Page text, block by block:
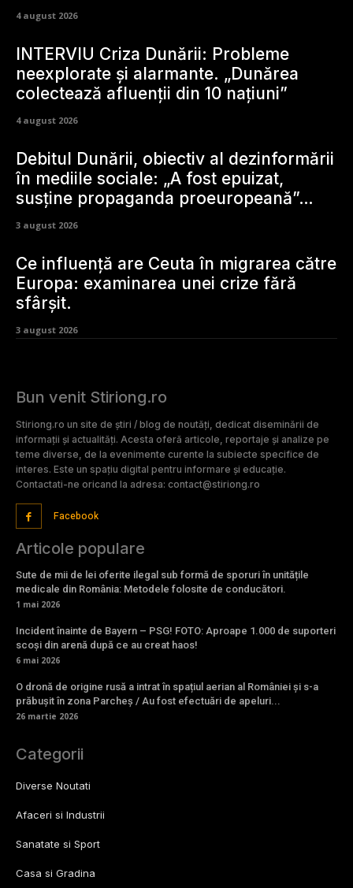
4 august 2026
INTERVIU Criza Dunării: Probleme
neexplorate și alarmante. „Dunărea
colectează afluenții din 10 națiuni”
4 august 2026
Debitul Dunării, obiectiv al dezinformării
în mediile sociale: „A fost epuizat,
susține propaganda proeuropeană”…
3 august 2026
Ce influență are Ceuta în migrarea către
Europa: examinarea unei crize fără
sfârșit.
3 august 2026
Bun venit Stiriong.ro
Stiriong.ro un site de știri / blog de noutăți, dedicat diseminării de
informații și actualități. Acesta oferă articole, reportaje și analize pe
teme diverse, de la evenimente curente la subiecte specifice de
interes. Este un spațiu digital pentru informare și educație.
Contactati-ne oricand la adresa: contact@stiriong.ro
Facebook
Articole populare
Sute de mii de lei oferite ilegal sub formă de sporuri în unitățile
medicale din România: Metodele folosite de conducători.
1 mai 2026
Incident înainte de Bayern – PSG! FOTO: Aproape 1.000 de suporteri
scoși din arenă după ce au creat haos!
6 mai 2026
O dronă de origine rusă a intrat în spațiul aerian al României și s-a
prăbușit în zona Parcheș / Au fost efectuări de apeluri...
26 martie 2026
Categorii
Diverse Noutati
Afaceri si Industrii
Sanatate si Sport
Casa si Gradina